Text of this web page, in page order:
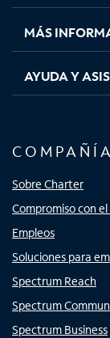
nuevanuevanueva
MÁS
AYUDA Y
COMPAÑÍA
Sobre Charter
Compromiso con
Empleos
Soluciones para
Spectrum Reach
Spectrum
Spectrum Business